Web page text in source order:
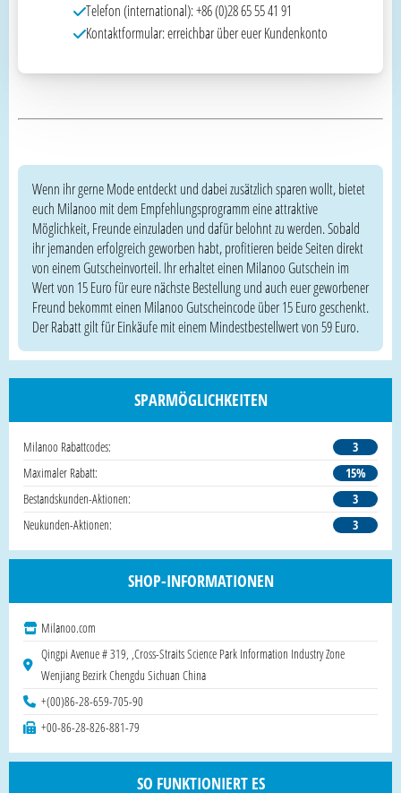
Telefon (international): +86 (0)28 65 55 41 91
Kontaktformular: erreichbar über euer Kundenkonto
Wenn ihr gerne Mode entdeckt und dabei zusätzlich sparen wollt, bietet
euch Milanoo mit dem Empfehlungsprogramm eine attraktive
Möglichkeit, Freunde einzuladen und dafür belohnt zu werden. Sobald
ihr jemanden erfolgreich geworben habt, profitieren beide Seiten direkt
von einem Gutscheinvorteil. Ihr erhaltet einen Milanoo Gutschein im
Wert von 15 Euro für eure nächste Bestellung und auch euer geworbener
Freund bekommt einen Milanoo Gutscheincode über 15 Euro geschenkt.
Der Rabatt gilt für Einkäufe mit einem Mindestbestellwert von 59 Euro.
SPARMÖGLICHKEITEN
Milanoo Rabattcodes:
3
Maximaler Rabatt:
15%
Bestandskunden-Aktionen:
3
Neukunden-Aktionen:
3
SHOP-INFORMATIONEN
Milanoo.com
Qingpi Avenue # 319, ,Cross-Straits Science Park Information Industry Zone
Wenjiang Bezirk Chengdu Sichuan China
+(00)86-28-659-705-90
+00-86-28-826-881-79
SO FUNKTIONIERT ES